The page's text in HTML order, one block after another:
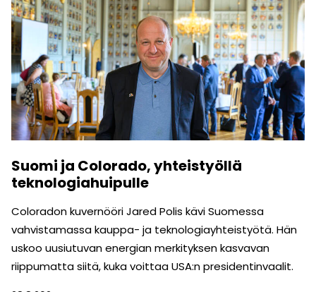
Suomi ja Colorado, yhteistyöllä
teknologiahuipulle
Coloradon kuvernööri Jared Polis kävi Suomessa
vahvistamassa kauppa- ja teknologiayhteistyötä. Hän
uskoo uusiutuvan energian merkityksen kasvavan
riippumatta siitä, kuka voittaa USA:n presidentinvaalit.